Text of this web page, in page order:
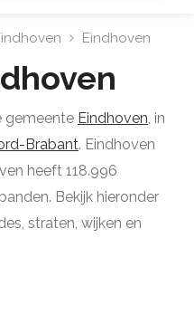
Eindhoven
gemeente Eindhoven, in
Brabant. Eindhoven
heeft 118.996
Bekijk hieronder
straten, wijken en